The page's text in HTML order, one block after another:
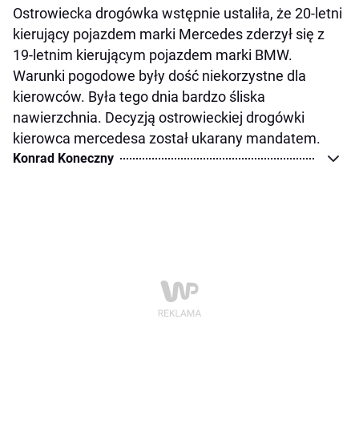
Ostrowiecka drogówka wstępnie ustaliła, że 20-letni
kierujący pojazdem marki Mercedes zderzył się z
19-letnim kierującym pojazdem marki BMW.
Warunki pogodowe były dość niekorzystne dla
kierowców. Była tego dnia bardzo śliska
nawierzchnia. Decyzją ostrowieckiej drogówki
kierowca mercedesa został ukarany mandatem.
Konrad Koneczny